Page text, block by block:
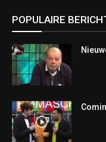
POPULAIRE